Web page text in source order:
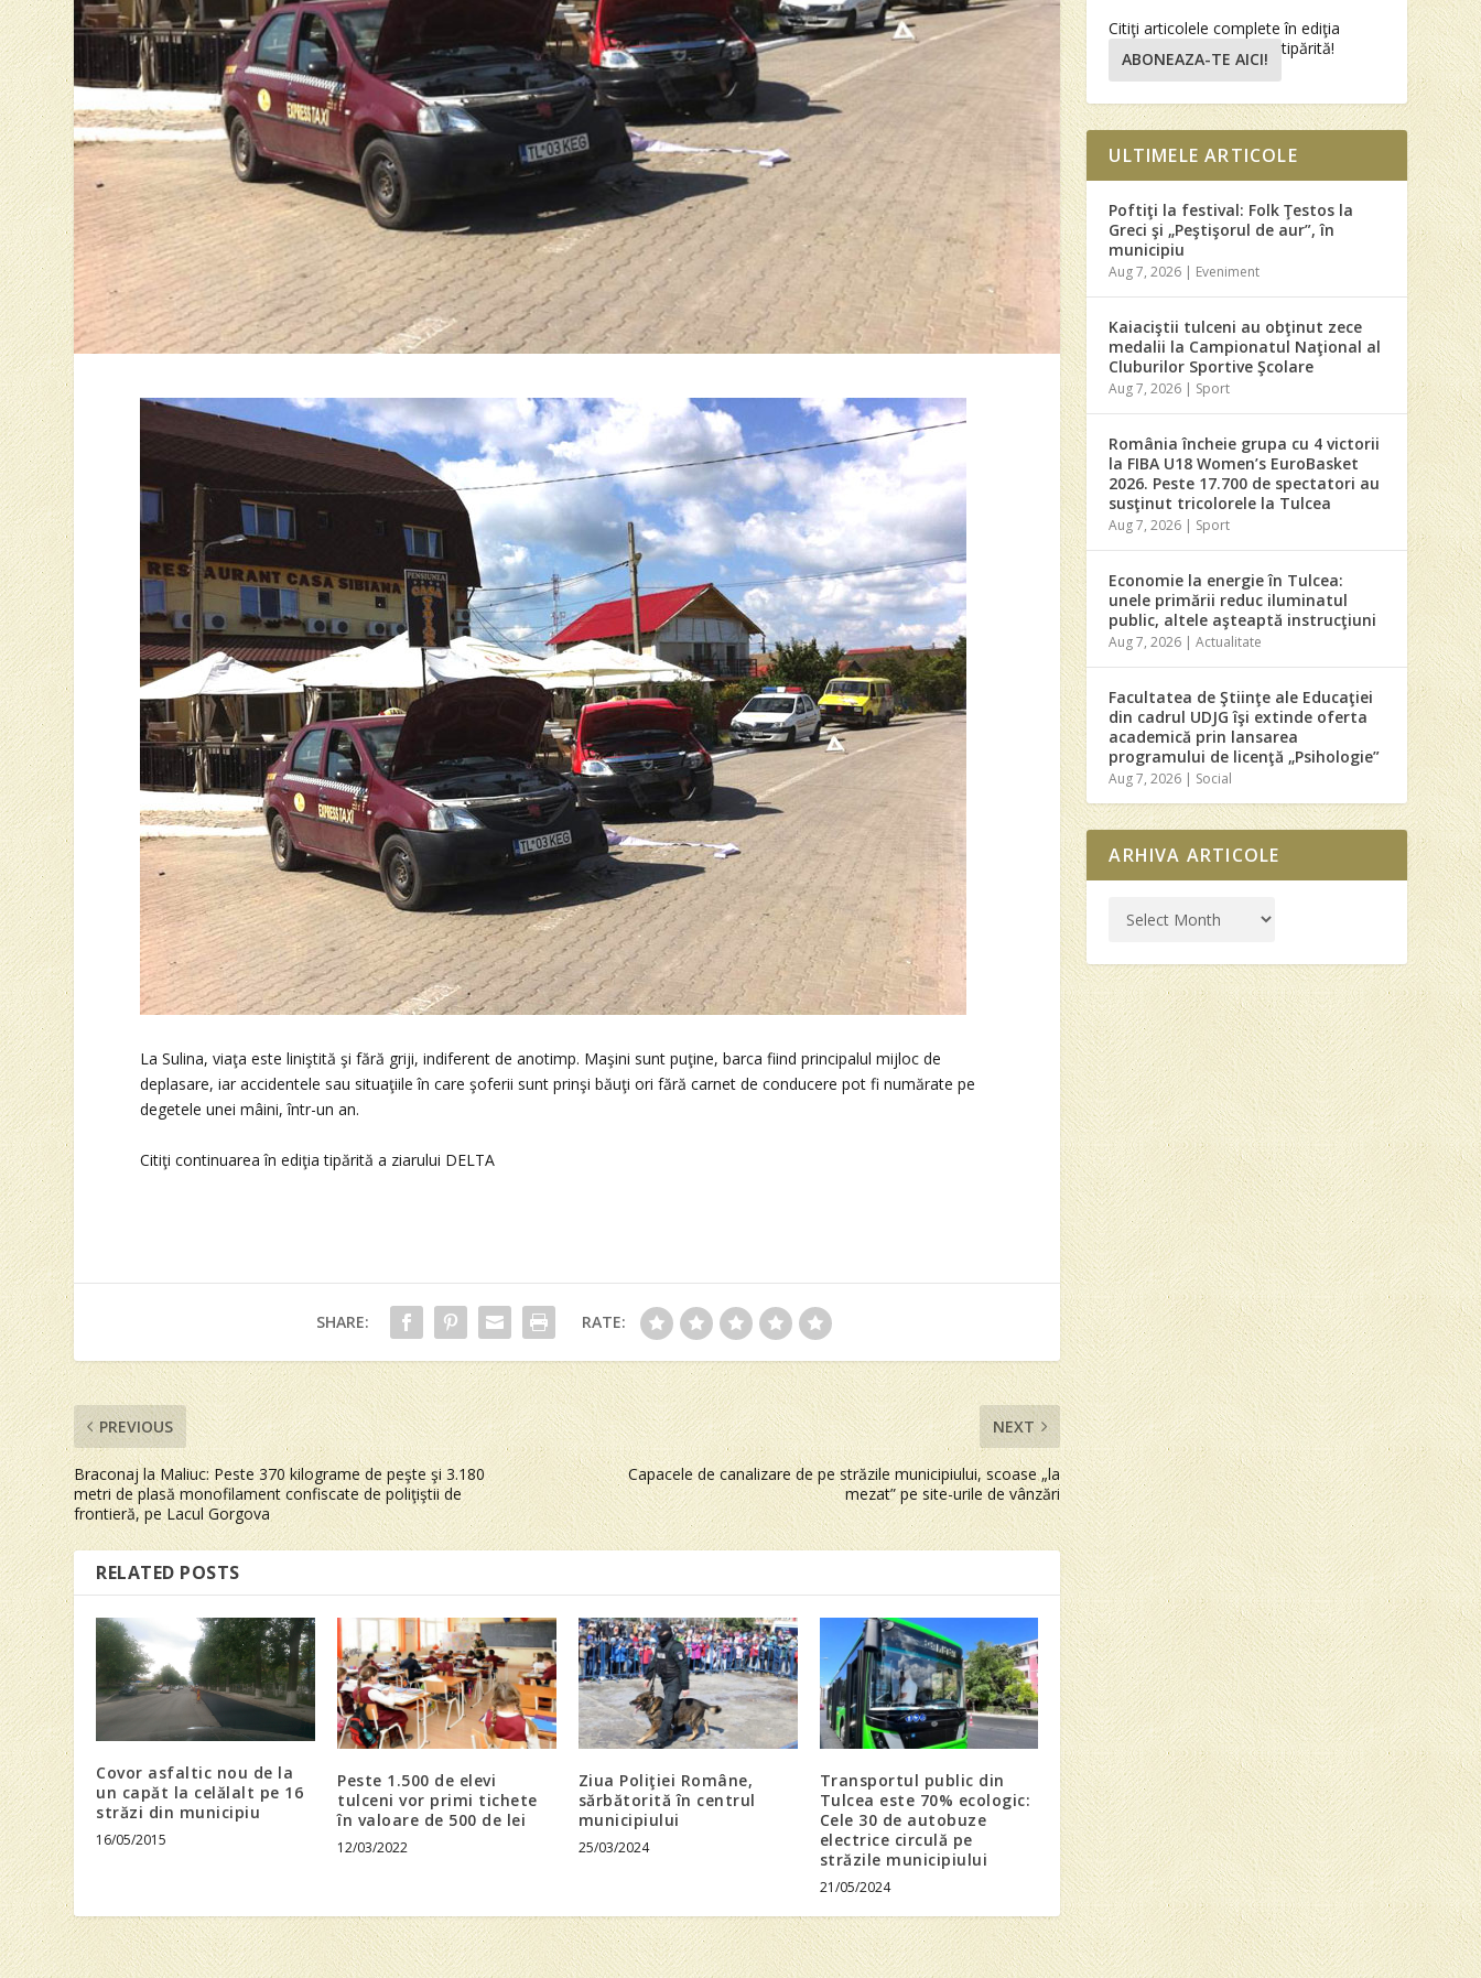
La Sulina, viaţa este liniştită şi fără griji, indiferent de anotimp. Maşini sunt puţine, barca fiind principalul mijloc de
deplasare, iar accidentele sau situaţiile în care şoferii sunt prinşi băuţi ori fără carnet de conducere pot fi numărate pe
degetele unei mâini, într-un an.
Citiţi continuarea în ediţia tipărită a ziarului DELTA
SHARE: RATE:
PREVIOUS
Braconaj la Maliuc: Peste 370 kilograme de peşte şi 3.180
metri de plasă monofilament confiscate de poliţiştii de
frontieră, pe Lacul Gorgova
NEXT
Capacele de canalizare de pe străzile municipiului, scoase „la
mezat” pe site-urile de vânzări
RELATED POSTS
Covor asfaltic nou de la
un capăt la celălalt pe 16
străzi din municipiu
16/05/2015
Peste 1.500 de elevi
tulceni vor primi tichete
în valoare de 500 de lei
12/03/2022
Ziua Poliţiei Române,
sărbătorită în centrul
municipiului
25/03/2024
Transportul public din
Tulcea este 70% ecologic:
Cele 30 de autobuze
electrice circulă pe
străzile municipiului
21/05/2024
Citiţi articolele complete în ediţia
tipărită!
ABONEAZA-TE AICI!
ULTIMELE ARTICOLE
Poftiţi la festival: Folk Ţestos la
Greci şi „Peştişorul de aur”, în
municipiu
Aug 7, 2026 | Eveniment
Kaiaciştii tulceni au obţinut zece
medalii la Campionatul Naţional al
Cluburilor Sportive Şcolare
Aug 7, 2026 | Sport
România încheie grupa cu 4 victorii
la FIBA U18 Women’s EuroBasket
2026. Peste 17.700 de spectatori au
susţinut tricolorele la Tulcea
Aug 7, 2026 | Sport
Economie la energie în Tulcea:
unele primării reduc iluminatul
public, altele aşteaptă instrucţiuni
Aug 7, 2026 |Actualitate
Facultatea de Ştiinţe ale Educaţiei
din cadrul UDJG îşi extinde oferta
academică prin lansarea
programului de licenţă „Psihologie”
Aug 7, 2026 | Social
ARHIVA ARTICOLE